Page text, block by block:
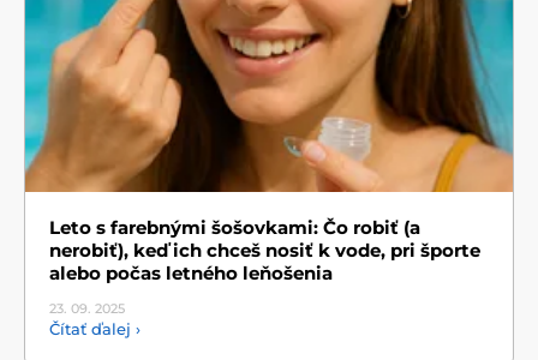
Leto s farebnými šošovkami: Čo robiť (a
nerobiť), keď ich chceš nosiť k vode, pri športe
alebo počas letného leňošenia
23. 09. 2025
Čítať ďalej ›